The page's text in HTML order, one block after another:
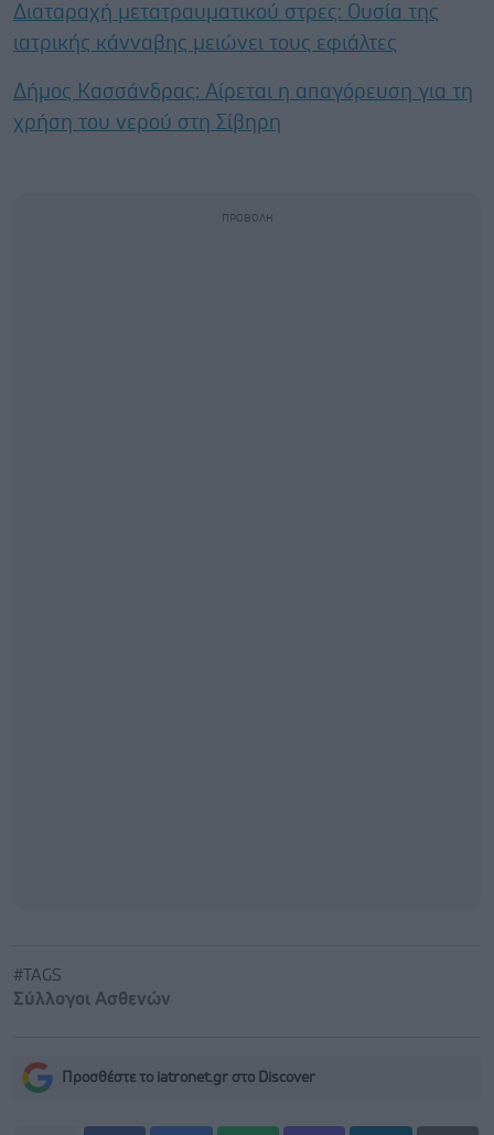
Διαταραχή μετατραυματικού στρες: Ουσία της
ιατρικής κάνναβης μειώνει τους εφιάλτες
Δήμος Κασσάνδρας: Αίρεται η απαγόρευση για τη
χρήση του νερού στη Σίβηρη
#TAGS
Σύλλογοι Ασθενών
Προσθέστε το iatronet.gr στο Discover